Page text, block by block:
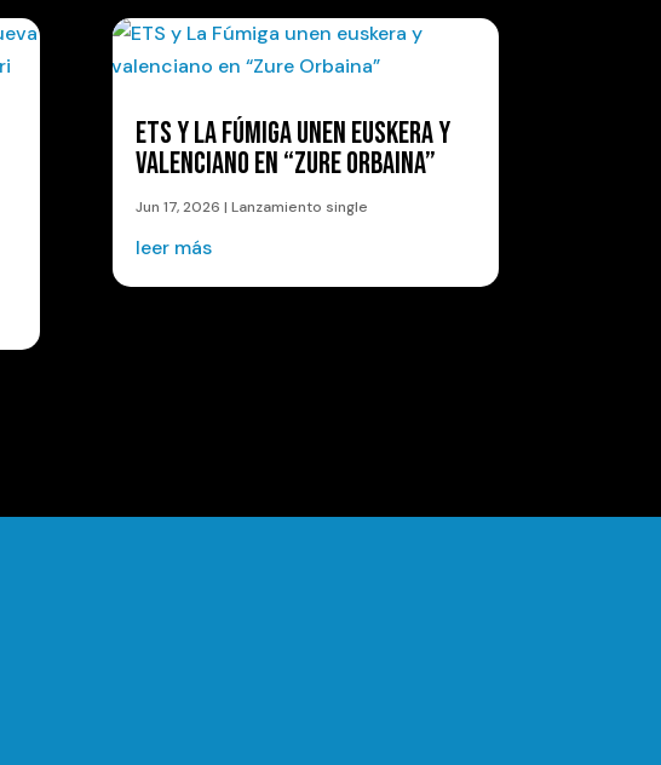
ETS Y LA FÚMIGA UNEN EUSKERA Y
VALENCIANO EN “ZURE ORBAINA”
Jun 17, 2026 | Lanzamiento single
leer más